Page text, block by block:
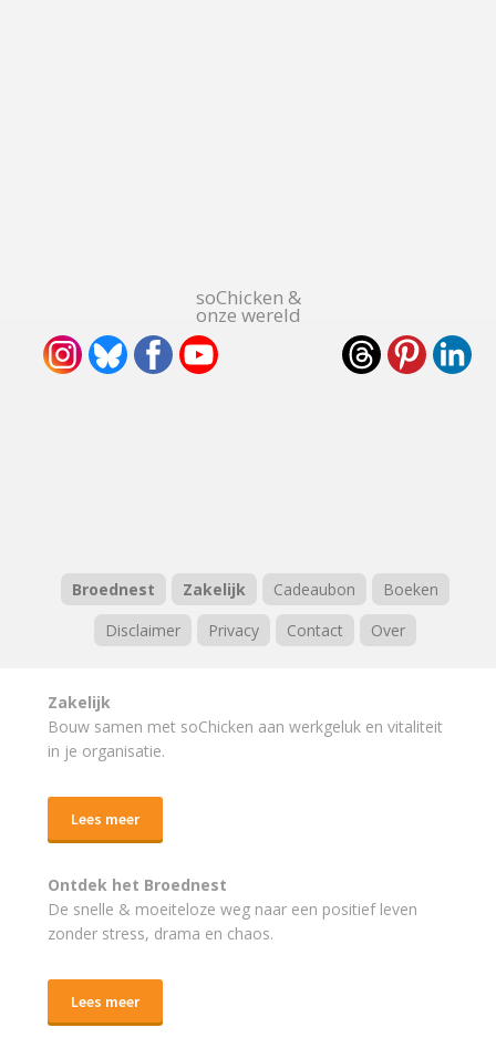
soChicken &
onze wereld
Broednest Zakelijk Cadeaubon
Boeken
Disclaimer
Privacy Contact Over
Zakelijk
Bouw samen met soChicken aan werkgeluk en vitaliteit
in je organisatie.
Lees meer
Ontdek het Broednest
De snelle & moeiteloze weg naar een positief leven
zonder stress, drama en chaos.
Lees meer